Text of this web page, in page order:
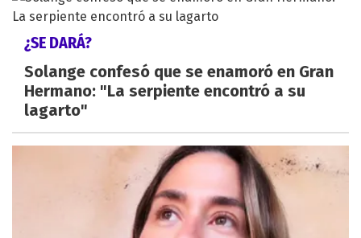
¿SE DARÁ?
Solange confesó que se enamoró en Gran
Hermano: "La serpiente encontró a su
lagarto"